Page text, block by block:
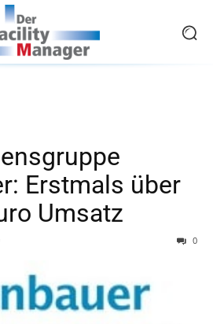
Erstmals über
Umsatz
0